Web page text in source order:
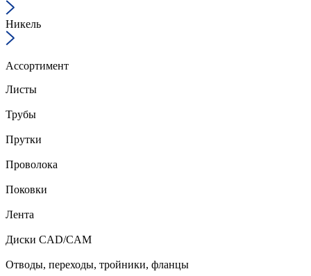
Никель
Ассортимент
Листы
Трубы
Прутки
Проволока
Поковки
Лента
Диски CAD/CAM
Отводы, переходы, тройники, фланцы